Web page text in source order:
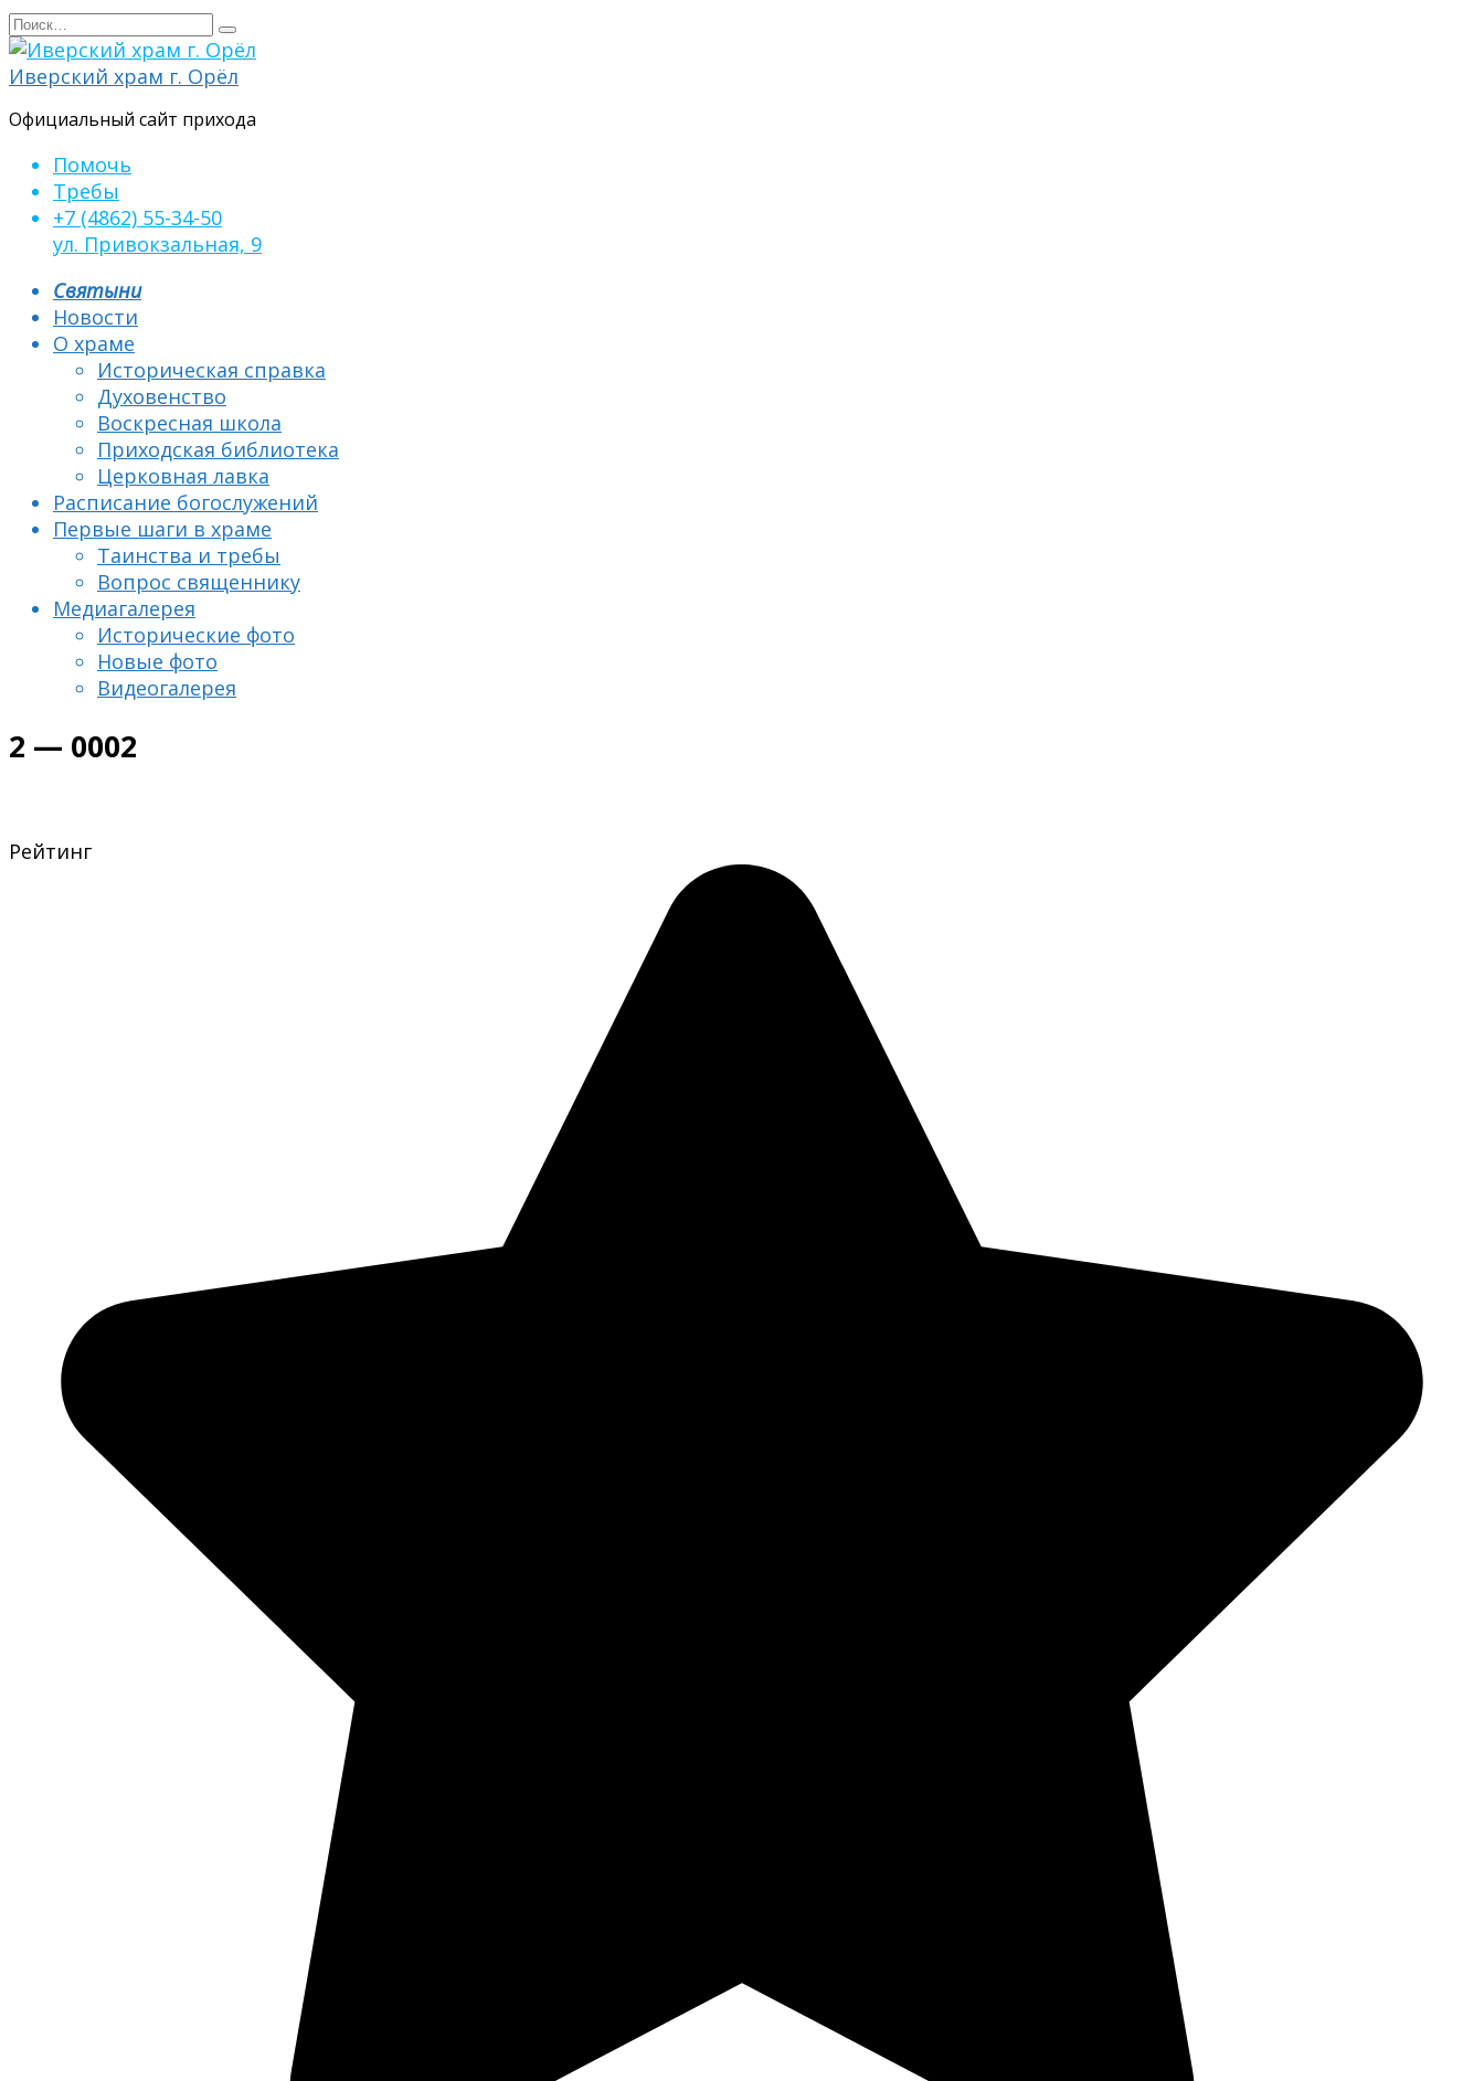
Перейти
к
содержанию
Search
for:
Иверский храм г. Орёл
Официальный сайт прихода
Помочь
Требы
+7 (4862) 55-34-50
ул. Привокзальная, 9
Святыни
Новости
О храме
Историческая справка
Духовенство
Воскресная школа
Приходская библиотека
Церковная лавка
Расписание богослужений
Первые шаги в храме
Таинства и требы
Вопрос священнику
Медиагалерея
Исторические фото
Новые фото
Видеогалерея
2 — 0002
Рейтинг